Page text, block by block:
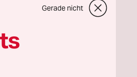
Gerade nicht